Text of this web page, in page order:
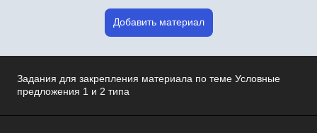
Добавить материал
Задания для закрепления материала по теме Условные
предложения 1 и 2 типа